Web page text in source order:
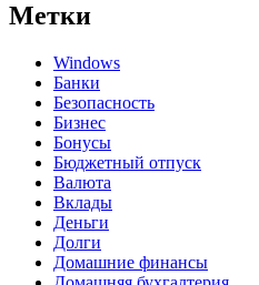
Метки
Windows
Банки
Безопасность
Бизнес
Бонусы
Бюджетный отпуск
Валюта
Вклады
Деньги
Долги
Домашние финансы